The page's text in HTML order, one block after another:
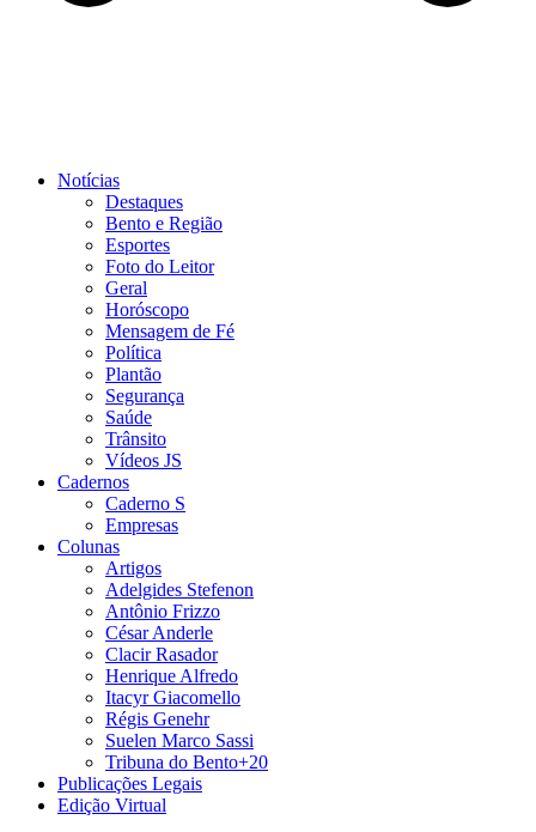
Notícias
Destaques
Bento e Região
Esportes
Foto do Leitor
Geral
Horóscopo
Mensagem de Fé
Política
Plantão
Segurança
Saúde
Trânsito
Vídeos JS
Cadernos
Caderno S
Empresas
Colunas
Artigos
Adelgides Stefenon
Antônio Frizzo
César Anderle
Clacir Rasador
Henrique Alfredo
Itacyr Giacomello
Régis Genehr
Suelen Marco Sassi
Tribuna do Bento+20
Publicações Legais
Edição Virtual